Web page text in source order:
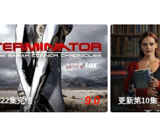
猫或剧情网等平台了解。
集完结 9.0 更新第10集